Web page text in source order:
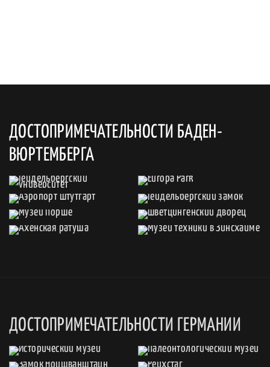
ДОСТОПРИМЕЧАТЕЛЬНОСТИ БАДЕН-
ВЮРТЕМБЕРГА
ДОСТОПРИМЕЧАТЕЛЬНОСТИ ГЕРМАНИИ